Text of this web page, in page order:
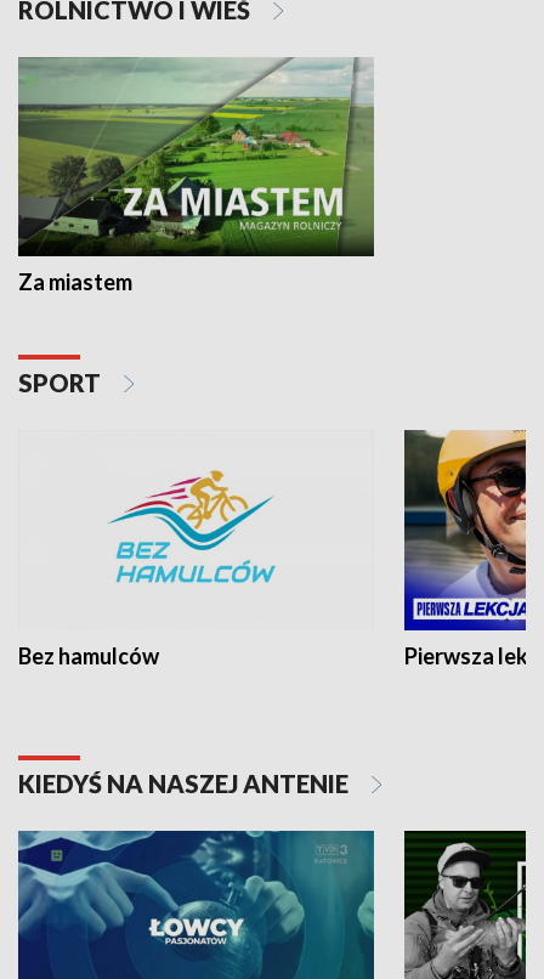
ROLNICTWO I WIEŚ
Za miastem
SPORT
Bez hamulców Pierwsza
KIEDYŚ NA NASZEJ ANTENIE